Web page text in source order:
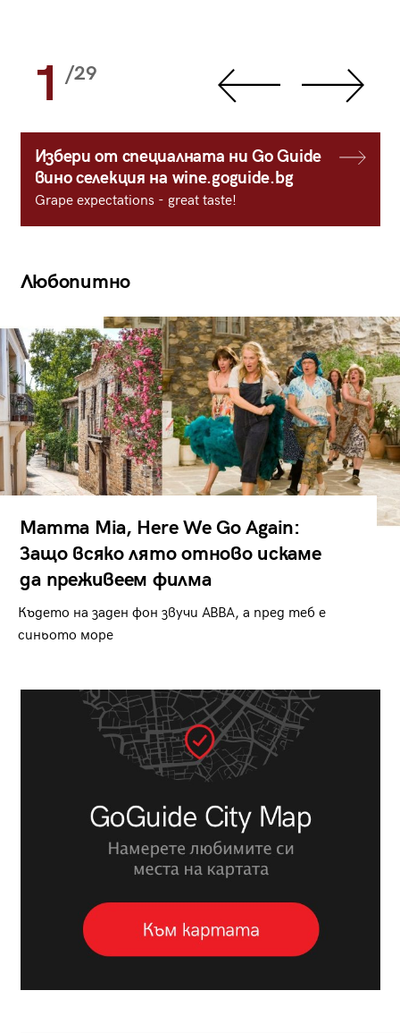
1 /29
Избери от специалната ни Go Guide
вино селекция на wine.goguide.bg
Grape expectations - great taste!
Любопитно
Mamma Mia, Here We Go Again:
Защо всяко лято отново искаме
да преживеем филма
Където на заден фон звучи ABBA, а пред теб е
синьото море